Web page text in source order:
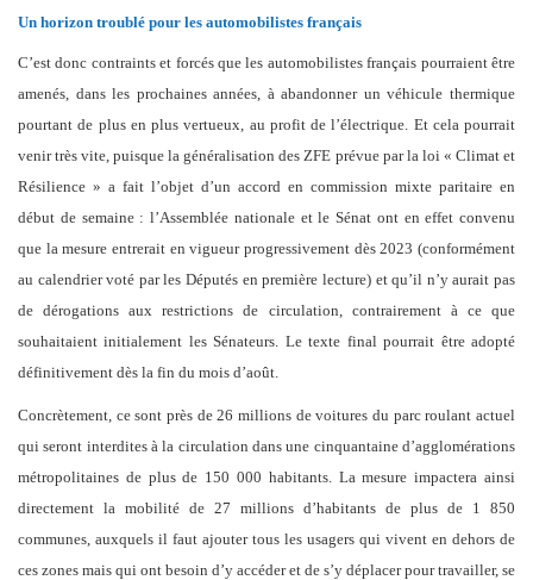
Un horizon troublé pour les automobilistes français
C’est donc contraints et forcés que les automobilistes français pourraient être
amenés, dans les prochaines années, à abandonner un véhicule thermique
pourtant de plus en plus vertueux, au profit de l’électrique. Et cela pourrait
venir très vite, puisque la généralisation des ZFE prévue par la loi « Climat et
Résilience » a fait l’objet d’un accord en commission mixte paritaire en
début de semaine : l’Assemblée nationale et le Sénat ont en effet convenu
que la mesure entrerait en vigueur progressivement dès 2023 (conformément
au calendrier voté par les Députés en première lecture) et qu’il n’y aurait pas
de dérogations aux restrictions de circulation, contrairement à ce que
souhaitaient initialement les Sénateurs. Le texte final pourrait être adopté
définitivement dès la fin du mois d’août.
Concrètement, ce sont près de ­26 millions de voitures du parc roulant actuel
qui seront interdites à la circulation dans une cinquantaine d’agglomérations
métropolitaines de plus de 150 000 habitants. La mesure impactera ainsi
directement la mobilité de 27 millions d’habitants de plus de 1 850
communes, auxquels il faut ajouter tous les usagers qui vivent en dehors de
ces zones mais qui ont besoin d’y accéder et de s’y déplacer pour travailler, se